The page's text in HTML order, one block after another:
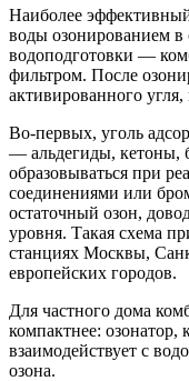
Наиболее
воды озонированием в
водоподготовки —
фильтром. После
активированного угля,
Во-первых, уголь
— альдегиды, кетоны,
образовываться при
соединениями или
остаточный озон,
уровня. Такая схема
станциях Москвы,
европейских городов.
Для частного дома
компактнее: озонатор,
взаимодействует с
озона.